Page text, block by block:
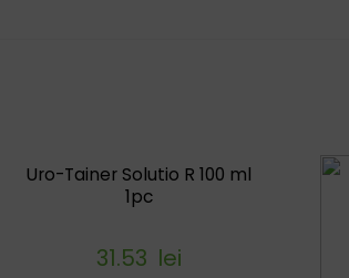
Uro-Tainer Solutio R 100 ml
1pc
31.53 lei